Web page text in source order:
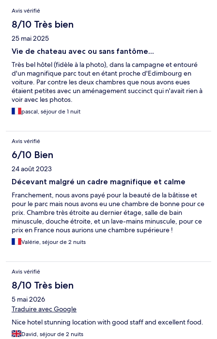
Avis
Avis vérifié
8/10 Très bien
25 mai 2025
Vie de chateau avec ou sans fantôme...
Très bel hôtel (fidèle à la photo), dans la campagne et entouré
d'un magnifique parc tout en étant proche d'Edimbourg en
voiture. Par contre les deux chambres que nous avons eues
étaient petites avec un aménagement succinct qui n'avait rien à
voir avec les photos.
pascal, séjour de 1 nuit
Avis vérifié
6/10 Bien
24 août 2023
Décevant malgré un cadre magnifique et calme
Franchement, nous avons payé pour la beauté de la bâtisse et
pour le parc mais nous avons eu une chambre de bonne pour ce
prix. Chambre très étroite au dernier étage, salle de bain
minuscule, douche étroite, et un lave-mains minuscule, pour ce
prix en France nous aurions une chambre supérieure !
Valérie, séjour de 2 nuits
Avis vérifié
8/10 Très bien
5 mai 2026
Traduire avec Google
Nice hotel stunning location with good staff and excellent food.
David, séjour de 2 nuits